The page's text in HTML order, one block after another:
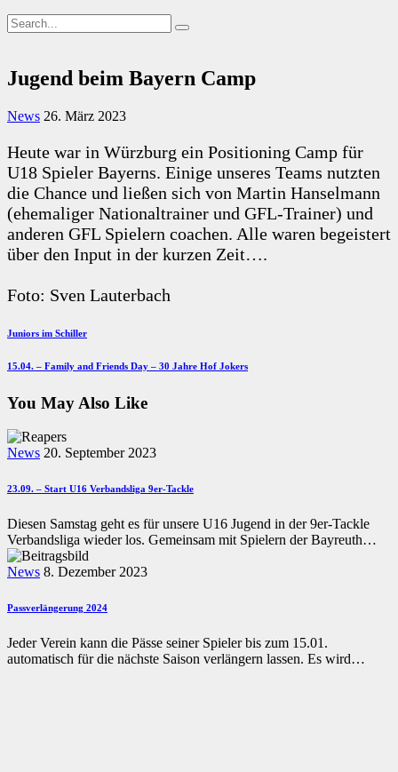
Jugend beim Bayern Camp
News 26. März 2023
Heute war in Würzburg ein Positioning Camp für
U18 Spieler Bayerns. Einige unseres Teams nutzten
die Chance und ließen sich von Martin Hanselmann
(ehemaliger Nationaltrainer und GFL-Trainer) und
anderen GFL Spielern coachen. Alle waren begeistert
über den Input in der kurzen Zeit….
Foto: Sven Lauterbach
Beitragsnavigation
Previous
Juniors im Schiller
Next
15.04. – Family and Friends Day – 30 Jahre Hof Jokers
You May Also Like
News 20. September 2023
23.09. – Start U16 Verbandsliga 9er-Tackle
Diesen Samstag geht es für unsere U16 Jugend in der 9er-Tackle
Verbandsliga wieder los. Gemeinsam mit Spielern der Bayreuth…
News 8. Dezember 2023
Passverlängerung 2024
Jeder Verein kann die Pässe seiner Spieler bis zum 15.01.
automatisch für die nächste Saison verlängern lassen. Es wird…